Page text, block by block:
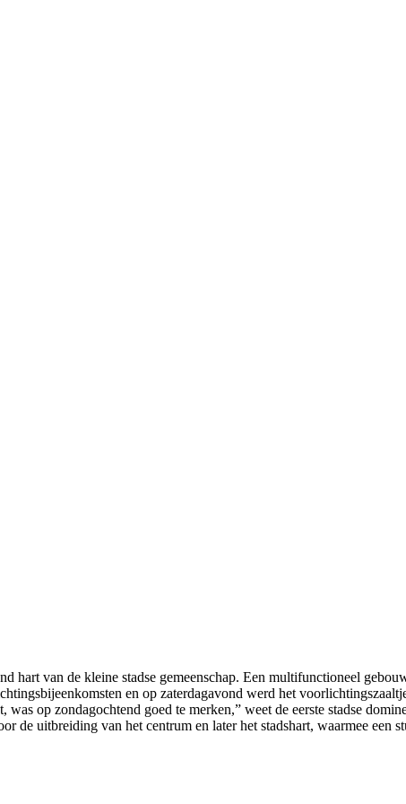
hart van de kleine stadse gemeenschap. Een multifunctioneel
en op zaterdagavond werd het
op zondagochtend goed te merken,” weet de eerste stadse
de uitbreiding van het centrum en later het stadshart, waarmee een